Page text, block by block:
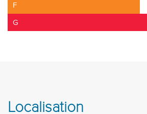
F
G
Localisation